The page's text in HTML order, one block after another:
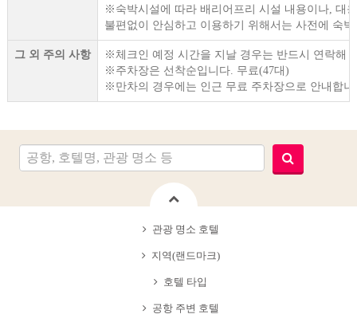
※숙박시설에 따라 배리어프리 시설 내용이나, 대
불편없이 안심하고 이용하기 위해서는 사전에 숙
그 외 주의 사항
※체크인 예정 시간을 지날 경우는 반드시 연락해
※주차장은 선착순입니다. 무료(47대)
※만차의 경우에는 인근 무료 주차장으로 안내합니
관광 명소 호텔
지역(랜드마크)
호텔 타입
공항 주변 호텔